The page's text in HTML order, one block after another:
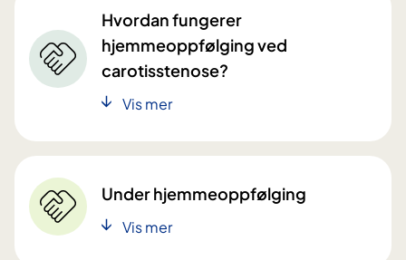
Hvordan fungerer
hjemmeoppfølging ved
carotisstenose?
Vis mer
Under hjemm eoppfølging
Vis mer